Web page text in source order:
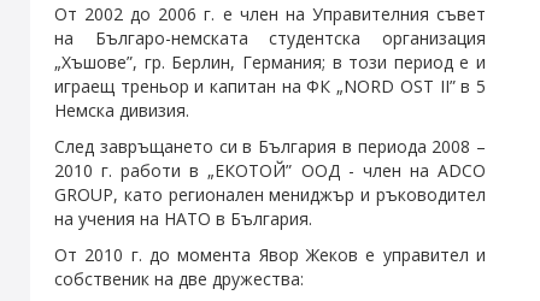
От 2002 до 2006 г. е член на Управителния съвет
на Българо-немската студентска организация
„Хъшове”, гр. Берлин, Германия; в този период е и
играещ треньор и капитан на ФК „NORD OST ІІ” в 5
Немска дивизия.
След завръщането си в България в периода 2008 –
2010 г. работи в „ЕКОТОЙ” ООД - член на ADCO
GROUP, като регионален мениджър и ръководител
на учения на НАТО в България.
От 2010 г. до момента Явор Жеков е управител и
собственик на две дружества: